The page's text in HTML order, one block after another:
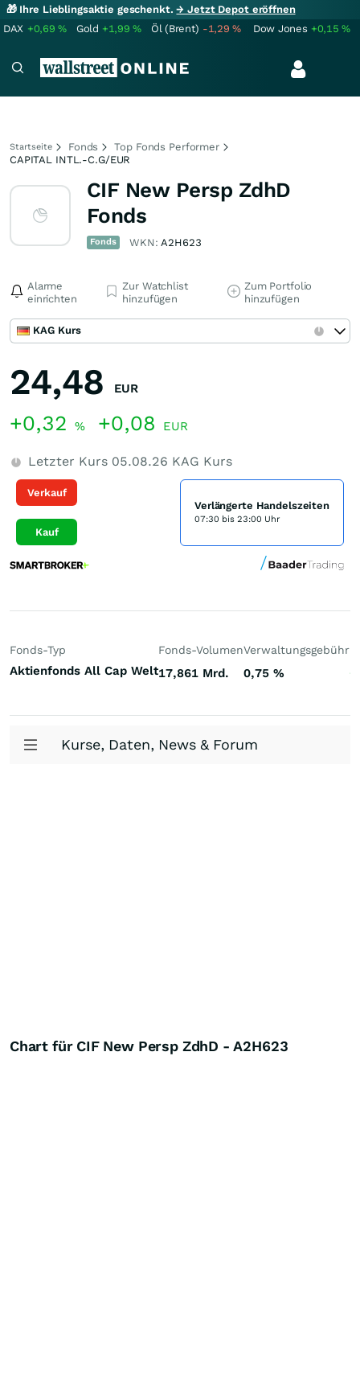
🎁 Ihre Lieblingsaktie geschenkt.→ Jetzt Depot eröffnen
DAX +0,69% Gold +1,99% Öl (Brent) -1,29% Dow Jones +0,15%
Startseite Fonds
Top Fonds Performer
CAPITAL INTL.-C.G/EUR
CIF New Persp ZdhD
Fonds
Fonds WKN:A2H623
Alarme
einrichten
Zur Watchlist
hinzufügen
Zum Portfolio
hinzufügen
KAG Kurs
24,48 EUR
+0,32 % +0,08 EUR
Letzter Kurs 05.08.26 KAG Kurs
Verkauf
Kauf
Verlängerte Handelszeiten
07:30 bis 23:00 Uhr
Fonds-Typ
Aktienfonds All Cap Welt
Fonds-Volumen
17,861 Mrd.
Verwaltungsgebühr
0,75 %
Kurse, Daten, News & Forum
Chart für CIF New Persp ZdhD - A2H623